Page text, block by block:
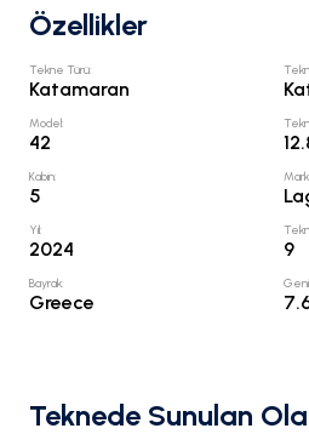
Özellikler
Tekne Türü:
Katamaran
Model:
42
Kabin:
5
Yıl:
2024 9
Bayrak:
Greece
Teknede Sunulan